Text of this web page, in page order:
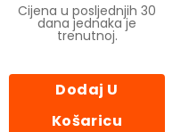
bila
je:
86.99€.
je:
69.59€.
Cijena u posljednjih 30
dana jednaka je
trenutnoj.
Dodaj U
Košaricu